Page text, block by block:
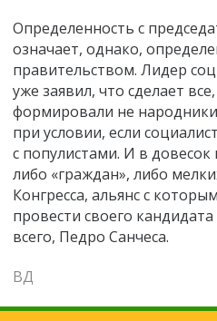
Определенность с
означает, однако,
правительством. Лидер
уже заявил, что сделает
формировали не
при условии, если
с популистами. И в довесок
либо «граждан», либо
Конгресса, альянс с
провести своего
всего, Педро Санчеса.
ВД